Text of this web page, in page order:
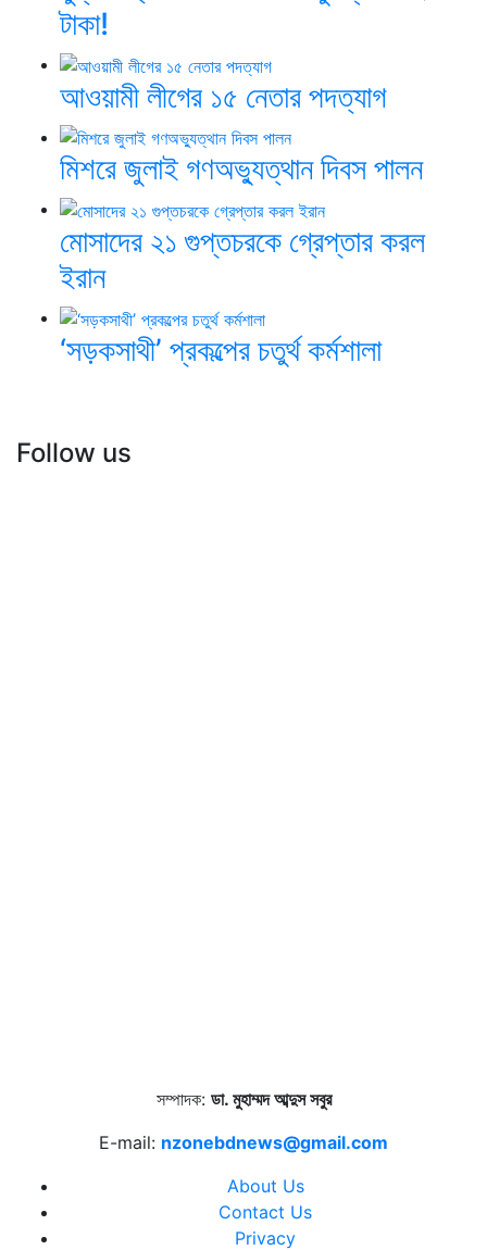
টাকা!
আওয়ামী লীগের ১৫ নেতার পদত্যাগ
মিশরে জুলাই গণঅভ্যুত্থান দিবস পালন
মোসাদের ২১ গুপ্তচরকে গ্রেপ্তার করল
ইরান
‘সড়কসাথী’ প্রকল্পের চতুর্থ কর্মশালা
Follow us
সম্পাদক: ডা. মুহাম্মদ আব্দুস সবুর
E-mail: nzonebdnews@gmail.com
About Us
Contact Us
Privacy